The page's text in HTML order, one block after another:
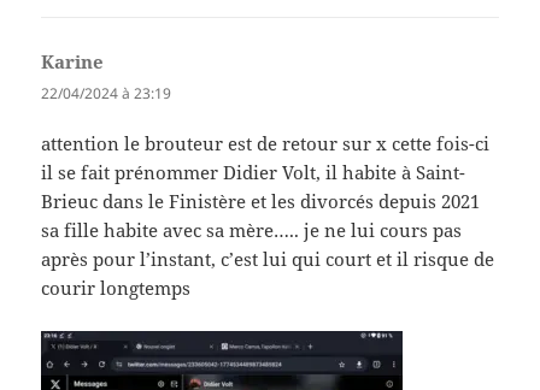
Karine
22/04/2024 à 23:19
attention le brouteur est de retour sur x cette fois-ci
il se fait prénommer Didier Volt, il habite à Saint-
Brieuc dans le Finistère et les divorcés depuis 2021
sa fille habite avec sa mère….. je ne lui cours pas
après pour l’instant, c’est lui qui court et il risque de
courir longtemps